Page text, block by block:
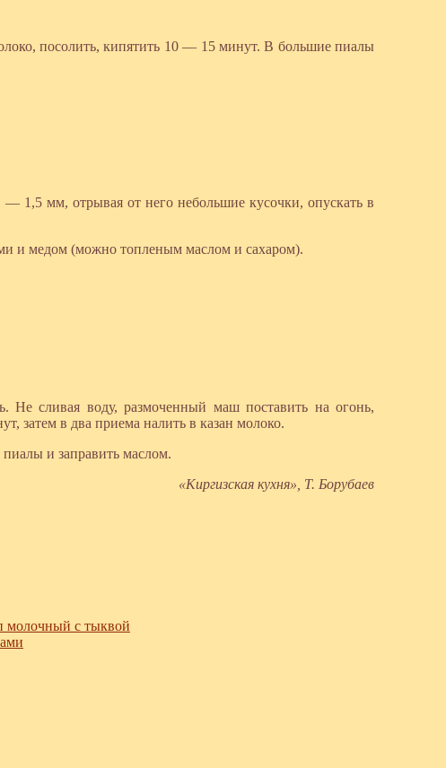
посолить, кипятить 10 — 15 минут. В большие пиалы
1,5 мм, отрывая от него небольшие кусочки, опускать в
и медом (можно топленым маслом и сахаром).
сливая воду, размоченный маш поставить на огонь,
затем в два приема налить в казан молоко.
пиалы и заправить маслом.
«Киргизская кухня», Т. Борубаев
молочный с тыквой